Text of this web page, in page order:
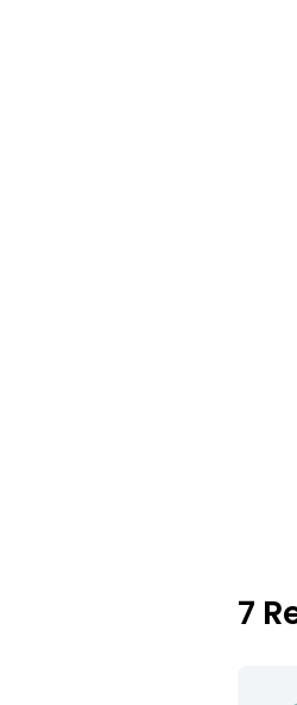
7